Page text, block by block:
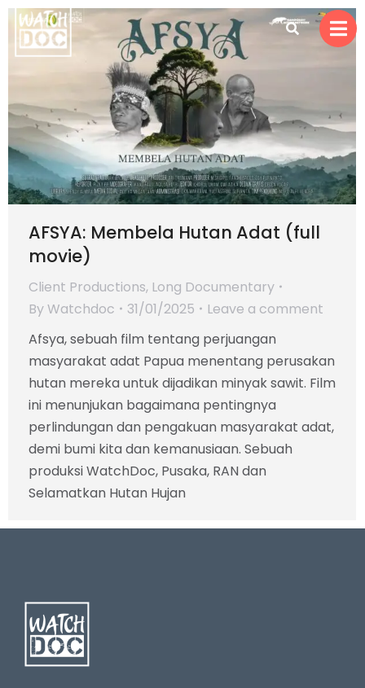
AFSYA: Membela Hutan Adat (full
movie)
Client Productions, Long Documentary
ByWatchdoc 31/01/2025
Leave a comment
Afsya, sebuah film tentang perjuangan
masyarakat adat Papua menentang perusakan
hutan mereka untuk dijadikan minyak sawit. Film
ini menunjukan bagaimana pentingnya
perlindungan dan pengakuan masyarakat adat,
demi bumi kita dan kemanusiaan. Sebuah
produksi WatchDoc, Pusaka, RAN dan
Selamatkan Hutan Hujan